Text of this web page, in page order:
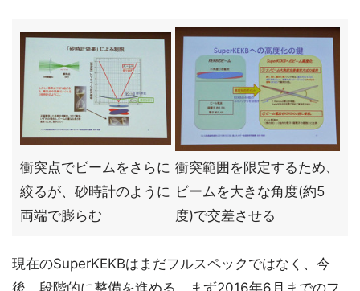
衝突点でビームをさらに
絞るが、砂時計のように
両端で膨らむ
衝突範囲を限定するため、
ビームを大きな角度(約5
度)で交差させる
現在のSuperKEKBはまだフルスペックではなく、今
後、段階的に整備を進める。まず2016年6月までのフ